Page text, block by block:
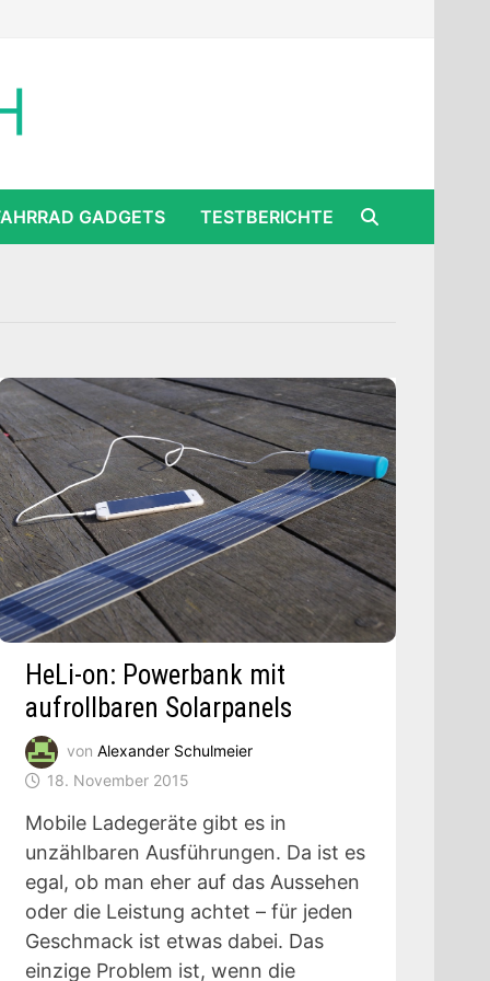
GADGETS TESTBERICHTE
HeLi-on: Powerbank mit
aufrollbaren Solarpanels
von Alexander Schulmeier
18. November 2015
Mobile Ladegeräte gibt es in
unzählbaren Ausführungen. Da ist es
egal, ob man eher auf das Aussehen
oder die Leistung achtet – für jeden
Geschmack ist etwas dabei. Das
einzige Problem ist, wenn die